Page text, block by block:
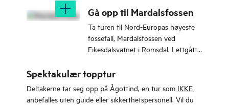
Gå opp til Mardalsfossen
Ta turen til Nord-Europas høyeste
fossefall, Mardalsfossen ved
Eikesdalsvatnet i Romsdal. Lettgått
store og små.
Spektakulær topptur
Deltakerne tar seg opp på Ågottind, en tur som IKKE
anbefalles uten guide eller sikkerthetspersonell. Vil du